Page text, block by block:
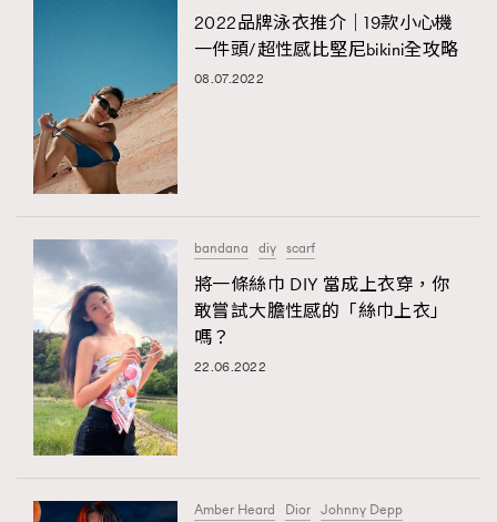
2022品牌泳衣推介｜19款小心機
一件頭/超性感比堅尼bikini全攻略
08.07.2022
bandana diy scarf
將一條絲巾 DIY 當成上衣穿，你
敢嘗試大膽性感的「絲巾上衣」
嗎？
22.06.2022
Amber Heard Dior Johnny Depp